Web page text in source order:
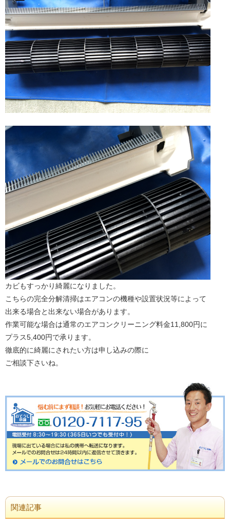
カビもすっかり綺麗になりました。
こちらの完全分解清掃はエアコンの機種や設置状況等によって
出来る場合と出来ない場合があります。
作業可能な場合は通常のエアコンクリーニング料金11,800円に
プラス5,400円で承ります。
徹底的に綺麗にされたい方は申し込みの際に
ご相談下さいね。
関連記事